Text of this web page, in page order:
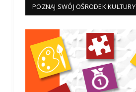
POZNAJ SWÓJ OŚRODEK KULTURY